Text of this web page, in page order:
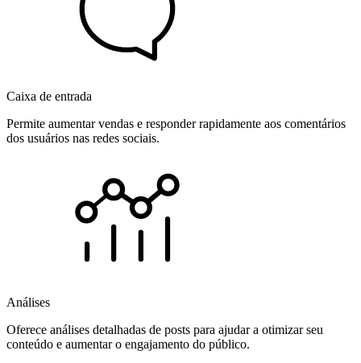
Caixa de entrada
Permite aumentar vendas e responder rapidamente aos comentários
dos usuários nas redes sociais.
Análises
Oferece análises detalhadas de posts para ajudar a otimizar seu
conteúdo e aumentar o engajamento do público.